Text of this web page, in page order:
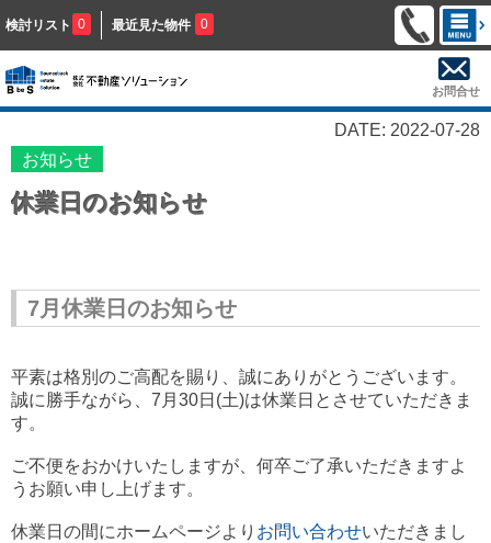
検討リスト 0 最近見た物件 0
お問合せ
DATE: 2022-07-28
お知らせ
休業日のお知らせ
7月休業日のお知らせ
平素は格別のご高配を賜り、誠にありがとうございます。
誠に勝手ながら、7月30日(土)は休業日とさせていただきま
す。
ご不便をおかけいたしま すが、何卒ご了承いただきますよ
うお願い申し上げます。
休業日の間にホームページより お問い合わせいただきまし